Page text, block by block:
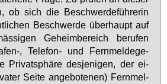
ob sich die Be­schwer­de­füh­re­rin
Be­schwer­de über­haupt auf
Ge­heim­be­reich be­ru­fen
, Te­le­fon- und Fern­mel­de­ge­
Pri­vat­sphä­re des­je­ni­gen, der ei­
Sei­te an­ge­bo­te­nen) Fern­mel­